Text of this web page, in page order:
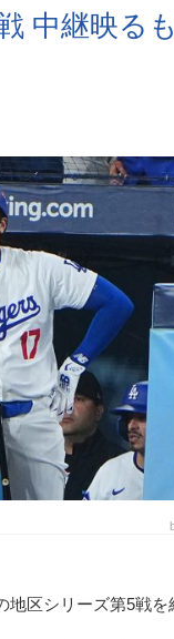
中継映る
地区シリーズ第5戦を